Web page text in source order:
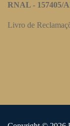
RNAL - 157405/
Livro de